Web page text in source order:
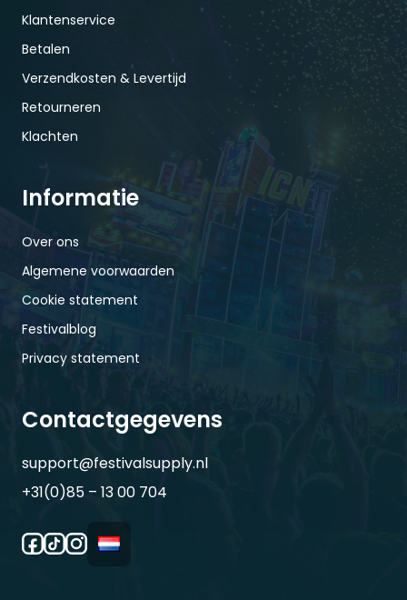
Klantenservice
Betalen
Verzendkosten & Levertijd
Retourneren
Klachten
Informatie
Over ons
Algemene voorwaarden
Cookie statement
Festivalblog
Privacy statement
Contactgegevens
support@festivalsupply.nl
+31(0)85 – 13 00 704